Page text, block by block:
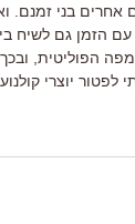
בני זמנם.
הזמן גם לשיח
הפוליטית,
לפטור יוצרי